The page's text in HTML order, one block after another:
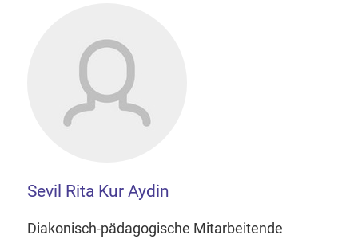
Sevil Rita Kur Aydin
Diakonisch-pädagogische Mitarbeitende